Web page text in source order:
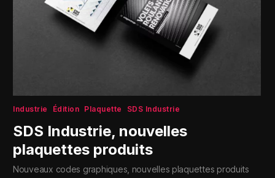
Industrie Édition Plaquette SDS Industrie
SDS Industrie, nouvelles
plaquettes produits
Nouveaux codes graphiques, nouvelles plaquettes produits